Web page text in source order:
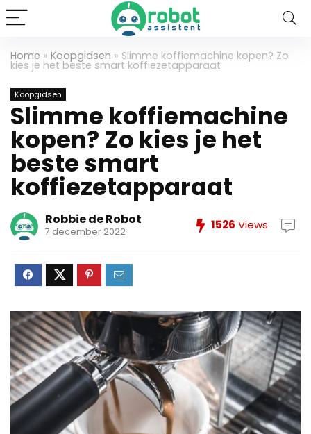
Home » Koopgidsen » Slimme koffiemachine kopen? Zo
kies je het beste smart koffiezetapparaat
Koopgidsen
Slimme koffiemachine
kopen? Zo kies je het
beste smart
koffiezetapparaat
Robbie de Robot
7 december 2022 1526 Views